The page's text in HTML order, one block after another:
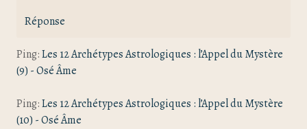
Réponse
Ping:Les 12 Archétypes Astrologiques : l’Appel du Mystère
(9) - Osé Âme
Ping:Les 12 Archétypes Astrologiques : l’Appel du Mystère
(10) - Osé Âme